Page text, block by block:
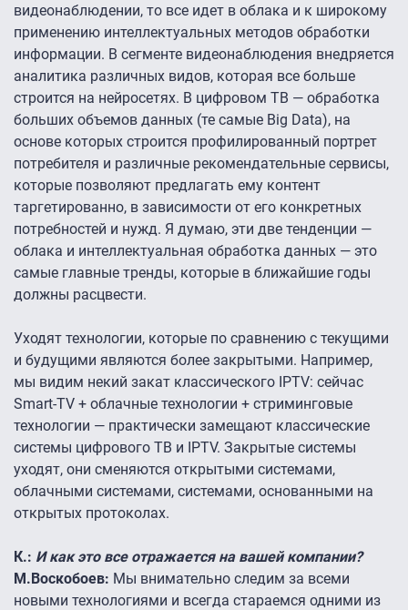
видеонаблюдении, то все идет в облака и к широкому
применению интеллектуальных методов обработки
информации. В сегменте видеонаблюдения внедряется
аналитика различных видов, которая все больше
строится на нейросетях. В цифровом ТВ — обработка
больших объемов данных (те самые Big Data), на
основе которых строится профилированный портрет
потребителя и различные рекомендательные сервисы,
которые позволяют предлагать ему контент
таргетированно, в зависимости от его конкретных
потребностей и нужд. Я думаю, эти две тенденции —
облака и интеллектуальная обработка данных — это
самые главные тренды, которые в ближайшие годы
должны расцвести.
Уходят технологии, которые по сравнению с текущими
и будущими являются более закрытыми. Например,
мы видим некий закат классического IPTV: сейчас
Smart-TV + облачные технологии + стриминговые
технологии — практически замещают классические
системы цифрового ТВ и IPTV. Закрытые системы
уходят, они сменяются открытыми системами,
облачными системами, системами, основанными на
открытых протоколах.
К.: И как это все отражается на вашей компании?
М.Воскобоев: Мы внимательно следим за всеми
новыми технологиями и всегда стараемся одними из